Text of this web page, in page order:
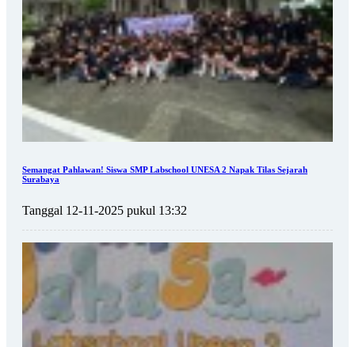
Semangat Pahlawan! Siswa SMP Labschool UNESA 2 Napak Tilas Sejarah
Surabaya
Tanggal 12-11-2025 pukul 13:32